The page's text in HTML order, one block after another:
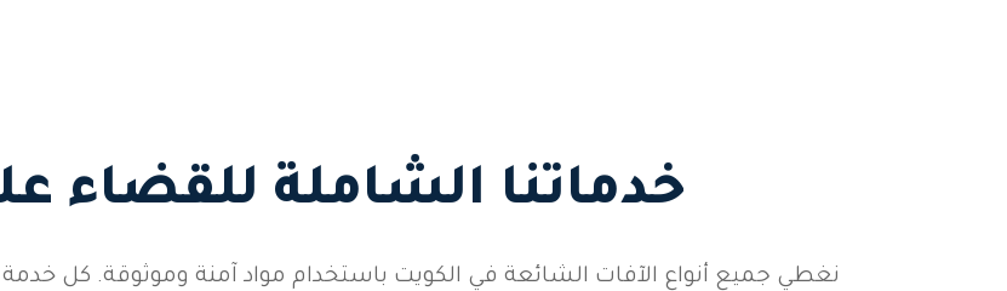
خدماتنا الشاملة للقضاء
نغطي جميع أنواع الآفات الشائعة في الكويت باستخدام مواد آمنة وموثوقة. كل